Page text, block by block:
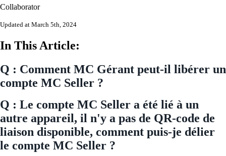
Collaborator
Updated at March 5th, 2024
In This Article:
Q : Comment MC Gérant peut-il libérer un
compte MC Seller ?
Q : Le compte MC Seller a été lié à un
autre appareil, il n'y a pas de QR-code de
liaison disponible, comment puis-je délier
le compte MC Seller ?